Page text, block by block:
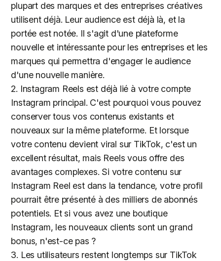
plupart des marques et des entreprises créatives
utilisent déjà. Leur audience est déjà là, et la
portée est notée. Il s'agit d'une plateforme
nouvelle et intéressante pour les entreprises et les
marques qui permettra d'engager le audience
d'une nouvelle manière.
2. Instagram Reels est déjà lié à votre compte
Instagram principal. C'est pourquoi vous pouvez
conserver tous vos contenus existants et
nouveaux sur la même plateforme. Et lorsque
votre contenu devient viral sur TikTok, c'est un
excellent résultat, mais Reels vous offre des
avantages complexes. Si votre contenu sur
Instagram Reel est dans la tendance, votre profil
pourrait être présenté à des milliers de abonnés
potentiels. Et si vous avez une boutique
Instagram, les nouveaux clients sont un grand
bonus, n'est-ce pas ?
3. Les utilisateurs restent longtemps sur TikTok